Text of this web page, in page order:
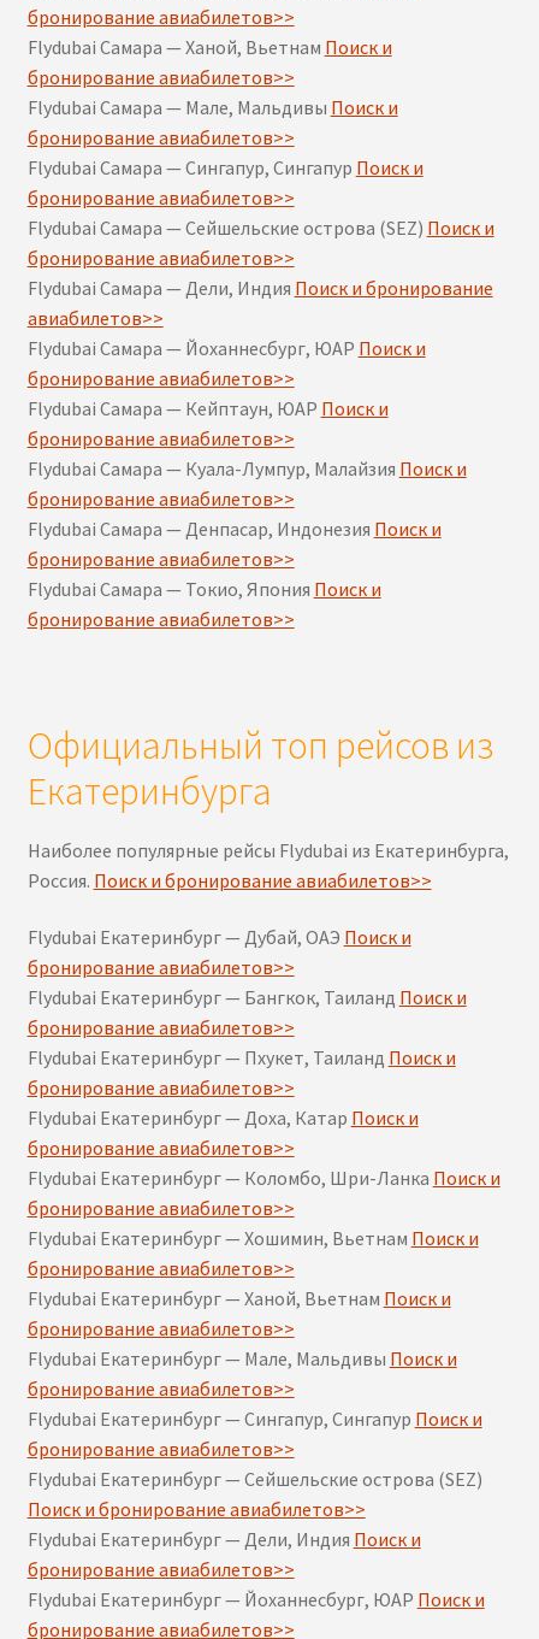
бронирование авиабилетов>>
Flydubai Самара — Ханой, Вьетнам Поиск и
бронирование авиабилетов>>
Flydubai Самара — Мале, Мальдивы Поиск и
бронирование авиабилетов>>
Flydubai Самара — Сингапур, Сингапур Поиск и
бронирование авиабилетов>>
Flydubai Самара — Сейшельские острова (SEZ) Поиск и
бронирование авиабилетов>>
Flydubai Самара — Дели, Индия Поиск и бронирование
авиабилетов>>
Flydubai Самара — Йоханнесбург, ЮАР Поиск и
бронирование авиабилетов>>
Flydubai Самара — Кейптаун, ЮАР Поиск и
бронирование авиабилетов>>
Flydubai Самара — Куала-Лумпур, Малайзия Поиск и
бронирование авиабилетов>>
Flydubai Самара — Денпасар, Индонезия Поиск и
бронирование авиабилетов>>
Flydubai Самара — Токио, Япония Поиск и
бронирование авиабилетов>>
Официальный топ рейсов из
Екатеринбурга
Наиболее популярные рейсы Flydubai из Екатеринбурга,
Россия. Поиск и бронирование авиабилетов>>
Flydubai Екатеринбург — Дубай, ОАЭ Поиск и
бронирование авиабилетов>>
Flydubai Екатеринбург — Бангкок, Таиланд Поиск и
бронирование авиабилетов>>
Flydubai Екатеринбург — Пхукет, Таиланд Поиск и
бронирование авиабилетов>>
Flydubai Екатеринбург — Доха, Катар Поиск и
бронирование авиабилетов>>
Flydubai Екатеринбург — Коломбо, Шри-Ланка Поиск и
бронирование авиабилетов>>
Flydubai Екатеринбург — Хошимин, Вьетнам Поиск и
бронирование авиабилетов>>
Flydubai Екатеринбург — Ханой, Вьетнам Поиск и
бронирование авиабилетов>>
Flydubai Екатеринбург — Мале, Мальдивы Поиск и
бронирование авиабилетов>>
Flydubai Екатеринбург — Сингапур, Сингапур Поиск и
бронирование авиабилетов>>
Flydubai Екатеринбург — Сейшельские острова (SEZ)
Поиск и бронирование авиабилетов>>
Flydubai Екатеринбург — Дели, Индия Поиск и
бронирование авиабилетов>>
Flydubai Екатеринбург — Йоханнесбург, ЮАР Поиск и
бронирование авиабилетов>>